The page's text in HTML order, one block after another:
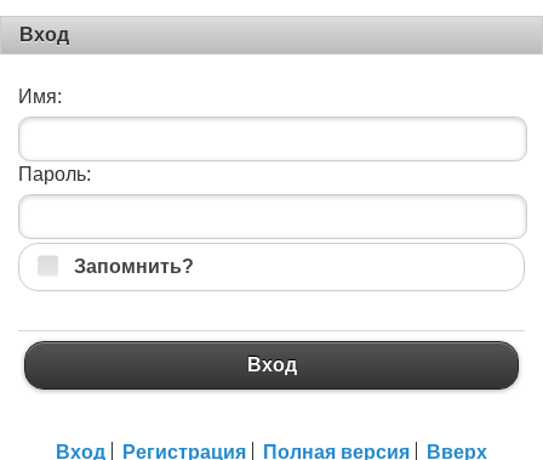
Вход
Имя:
Пароль:
Запомнить?
Вход
Вход Регистрация Полная версия Вверх